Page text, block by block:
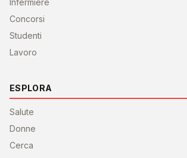
Infermiere
Concorsi
Studenti
Lavoro
ESPLORA
Salute
Donne
Cerca